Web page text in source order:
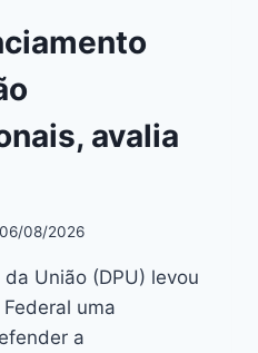
avalia
06/08/2026
União (DPU) levou
uma
a